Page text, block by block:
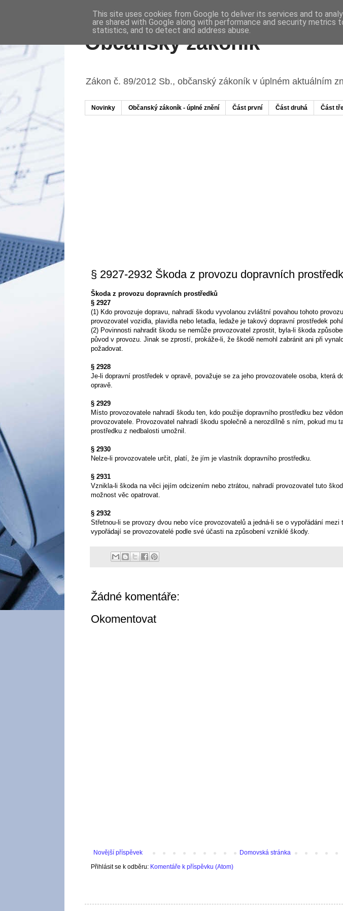
Občanský zákoník
Zákon č. 89/2012 Sb., občanský zákoník v úplném aktuálním
Novinky Občanský zákoník - úplné znění Část první Část druhá Část
§ 2927-2932 Škoda z provozu dopravních
Škoda z provozu dopravních prostředků
§ 2927
(1) Kdo provozuje dopravu, nahradí škodu vyvolanou zvláštní povahou tohoto
provozovatel vozidla, plavidla nebo letadla, ledaže je takový dopravní prostředek
(2) Povinnosti nahradit škodu se nemůže provozovatel zprostit, byla-li škoda
původ v provozu. Jinak se zprostí, prokáže-li, že škodě nemohl zabránit ani při
požadovat.
§ 2928
Je-li dopravní prostředek v opravě, považuje se za jeho provozovatele osoba, která
opravě.
§ 2929
Místo provozovatele nahradí škodu ten, kdo použije dopravního prostředku bez
provozovatele. Provozovatel nahradí škodu společně a nerozdílně s ním, pokud mu
prostředku z nedbalosti umožnil.
§ 2930
Nelze-li provozovatele určit, platí, že jím je vlastník dopravního prostředku.
§ 2931
Vznikla-li škoda na věci jejím odcizením nebo ztrátou, nahradí provozovatel tuto
možnost věc opatrovat.
§ 2932
Střetnou-li se provozy dvou nebo více provozovatelů a jedná-li se o vypořádání mezi
vypořádají se provozovatelé podle své účasti na způsobení vzniklé škody.
Žádné komentáře:
Okomentovat
Novější příspěvek
Domovská stránka
Přihlásit se k odběru: Komentáře k příspěvku (Atom)
This site uses cookies from Google to deliver its services and to
are shared with Google along with performance and security metrics
statistics, and to detect and address abuse.